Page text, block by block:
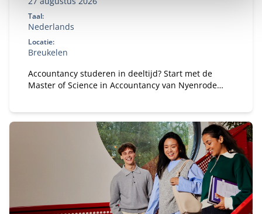
Taal:
Nederlands
Locatie:
Breukelen
Accountancy studeren in deeltijd? Start met de
Master of Science in Accountancy van Nyenrode